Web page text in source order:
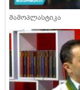
მამოპლასტიკა